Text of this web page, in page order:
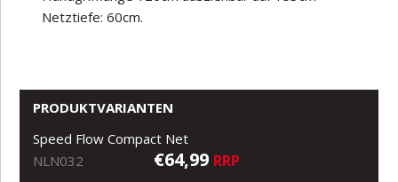
Netztiefe: 60cm.
PRODUKTVARIANTEN
Speed Flow Compact Net
NLN032
€64,99 RRP